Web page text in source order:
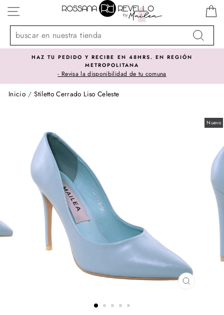
directamente
contenido
NAVEGACIÓN
Buscar
EN 48HRS. EN REGIÓN
de tu comuna
SOMOS
Inicio / Stiletto Cerrado Liso Celeste
Nuevo
CERRAR